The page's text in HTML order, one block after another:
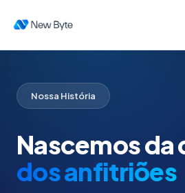
Nossa História
Nascemos da
dos anfitriões